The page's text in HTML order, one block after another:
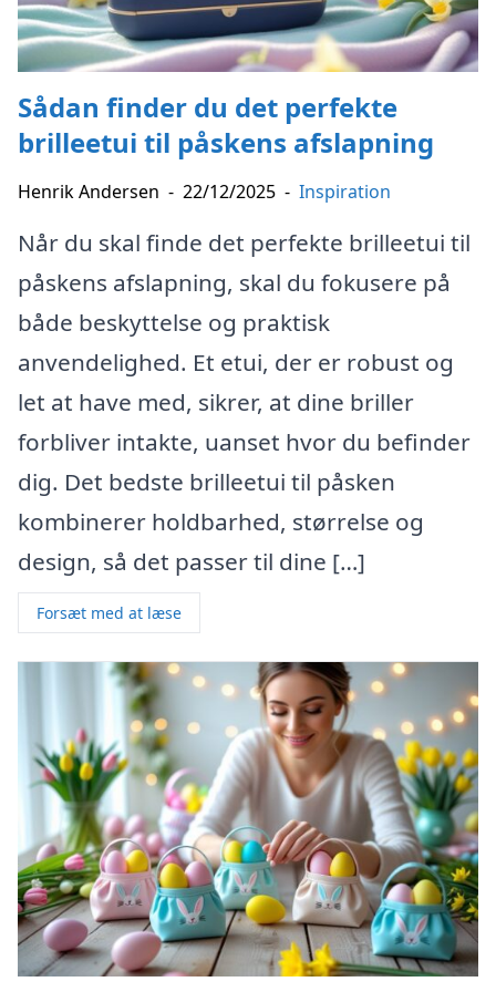
Sådan finder du det perfekte
brilleetui til påskens afslapning
Henrik Andersen - 22/12/2025 - Inspiration
Når du skal finde det perfekte brilleetui til
påskens afslapning, skal du fokusere på
både beskyttelse og praktisk
anvendelighed. Et etui, der er robust og
let at have med, sikrer, at dine briller
forbliver intakte, uanset hvor du befinder
dig. Det bedste brilleetui til påsken
kombinerer holdbarhed, størrelse og
design, så det passer til dine […]
Forsæt med at læse